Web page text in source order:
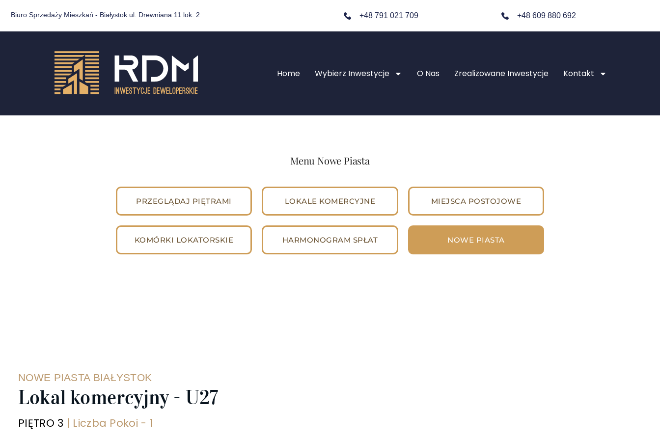
Biuro Sprzedaży Mieszkań - Białystok ul. Drewniana 11 lok. 2 +48 791 021 709 +48 609 880 692
Home Wybierz Inwestycje O Nas Zrealizowane Inwestycje Kontakt
Menu Nowe Piasta
PRZEGLĄDAJ PIĘTRAMI LOKALE KOMERCYJNE MIEJSCA POSTOJOWE
KOMÓRKI LOKATORSKIE HARMONOGRAM SPŁAT NOWE PIASTA
NOWE PIASTA BIAŁYSTOK
Lokal komercyjny - U27
PIĘTRO 3 | Liczba Pokoi - 1